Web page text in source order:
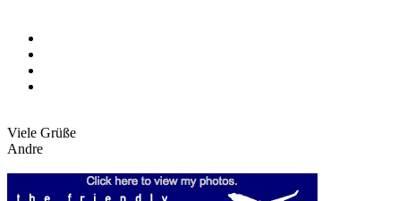
Viele Grüße
Andre